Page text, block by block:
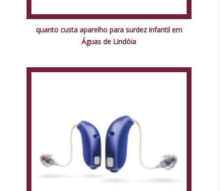
quanto custa aparelho para surdez infantil em
Águas de Lindóia